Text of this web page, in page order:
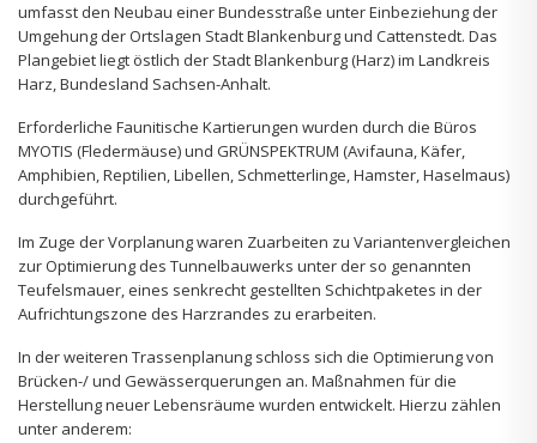
umfasst den Neubau einer Bundesstraße unter Einbeziehung der
Umgehung der Ortslagen Stadt Blankenburg und Cattenstedt. Das
Plangebiet liegt östlich der Stadt Blankenburg (Harz) im Landkreis
Harz, Bundesland Sachsen-Anhalt.
Erforderliche Faunitische Kartierungen wurden durch die Büros
MYOTIS (Fledermäuse) und GRÜNSPEKTRUM (Avifauna, Käfer,
Amphibien, Reptilien, Libellen, Schmetterlinge, Hamster, Haselmaus)
durchgeführt.
Im Zuge der Vorplanung waren Zuarbeiten zu Variantenvergleichen
zur Optimierung des Tunnelbauwerks unter der so genannten
Teufelsmauer, eines senkrecht gestellten Schichtpaketes in der
Aufrichtungszone des Harzrandes zu erarbeiten.
In der weiteren Trassenplanung schloss sich die Optimierung von
Brücken-/ und Gewässerquerungen an. Maßnahmen für die
Herstellung neuer Lebensräume wurden entwickelt. Hierzu zählen
unter anderem: